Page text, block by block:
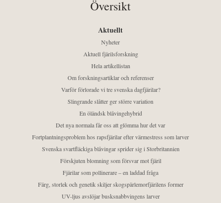
Översikt
Aktuellt
Nyheter
Aktuell fjärilsforskning
Hela artikellistan
Om forskningsartiklar och referenser
Varför förlorade vi tre svenska dagfjärilar?
Slingrande slåtter ger större variation
En öländsk blåvingehybrid
Det nya normala får oss att glömma hur det var
Fortplantningsproblem hos rapsfjärilar efter värmestress som larver
Svenska svartfläckiga blåvingar sprider sig i Storbritannien
Förskjuten blomning som försvar mot fjäril
Fjärilar som pollinerare – en laddad fråga
Färg, storlek och genetik skiljer skogspärlemorfjärilens former
UV-ljus avslöjar busksnabbvingens larver